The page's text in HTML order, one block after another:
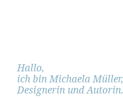
Hallo,
ich bin Michaela Müller,
Designerin und Autorin.